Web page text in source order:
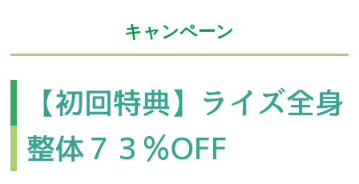
キャンペーン
【初回特典】ライズ全身
整体７３％OFF